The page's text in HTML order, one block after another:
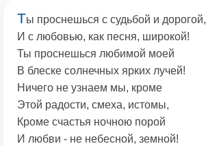
Ты проснешься с судьбой и дорогой,
И с любовью, как песня, широкой!
Ты проснешься любимой моей
В блеске солнечных ярких лучей!
Ничего не узнаем мы, кроме
Этой радости, смеха, истомы,
Кроме счастья ночною порой
И любви - не небесной, земной!